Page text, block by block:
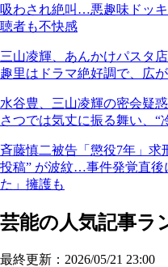
吸わされ絶叫…悪趣味ドッ
聴者も不快感
三山凌輝、あんかけパスタ
趣里はドラマ絶好調で、広
水谷豊、三山凌輝の密会疑
さつでは気丈に振る舞い、“
斉藤慎二被告「懲役7年」求
投稿” が波紋…事件発覚直後
た」擁護も
芸能の人気記事ラ
最終更新：2026/05/21 23:00